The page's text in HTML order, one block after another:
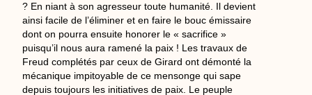
? En niant à son agresseur toute humanité. Il devient
ainsi facile de l’éliminer et en faire le bouc émissaire
dont on pourra ensuite honorer le « sacrifice »
puisqu’il nous aura ramené la paix ! Les travaux de
Freud complétés par ceux de Girard ont démonté la
mécanique impitoyable de ce mensonge qui sape
depuis toujours les initiatives de paix. Le peuple